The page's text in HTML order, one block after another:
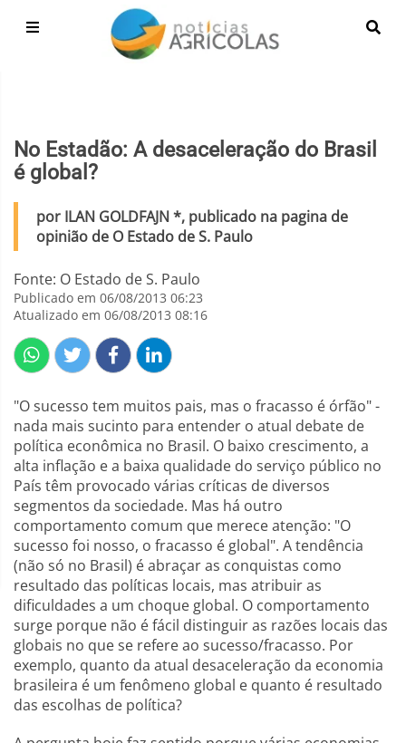
No Estadão: A desaceleração do Brasil
é global?
por ILAN GOLDFAJN *, publicado na pagina de
opinião de O Estado de S. Paulo
Fonte: O Estado de S. Paulo
Publicado em 06/08/2013 06:23
Atualizado em 06/08/2013 08:16
"O sucesso tem muitos pais, mas o fracasso é órfão" -
nada mais sucinto para entender o atual debate de
política econômica no Brasil. O baixo crescimento, a
alta inflação e a baixa qualidade do serviço público no
País têm provocado várias críticas de diversos
segmentos da sociedade. Mas há outro
comportamento comum que merece atenção: "O
sucesso foi nosso, o fracasso é global". A tendência
(não só no Brasil) é abraçar as conquistas como
resultado das políticas locais, mas atribuir as
dificuldades a um choque global. O comportamento
surge porque não é fácil distinguir as razões locais das
globais no que se refere ao sucesso/fracasso. Por
exemplo, quanto da atual desaceleração da economia
brasileira é um fenômeno global e quanto é resultado
das escolhas de política?